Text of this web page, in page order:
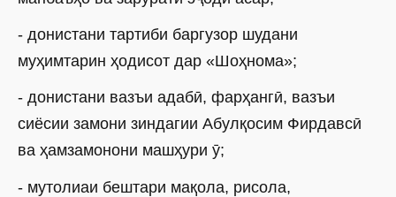
- донистани тартиби баргузор шудани
муҳимтарин ҳодисот дар «Шоҳнома»;
- донистани вазъи адабӣ, фарҳангӣ, вазъи
сиёсии замони зиндагии Абулқосим Фирдавсӣ
ва ҳамзамонони машҳури ӯ;
- мутолиаи бештари мақола, рисола,